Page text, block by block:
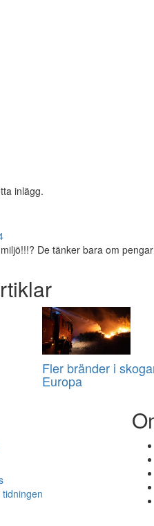
inlägg.
De tänker bara om
Fler bränder i
Europa